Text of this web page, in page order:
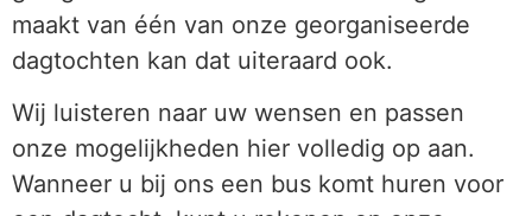
maakt van één van onze georganiseerde
dagtochten kan dat uiteraard ook.
Wij luisteren naar uw wensen en passen
onze mogelijkheden hier volledig op aan.
Wanneer u bij ons een bus komt huren voor